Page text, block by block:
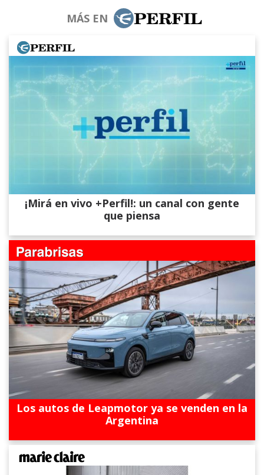
MÁS EN
¡Mirá en vivo +Perfil!: un canal con gente
que piensa
Los autos de Leapmotor ya se venden en la
Argentina